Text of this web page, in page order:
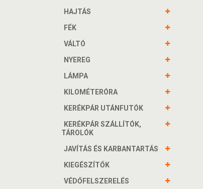
HAJTÁS
FÉK
VÁLTÓ
NYEREG
LÁMPA
KILOMÉTERÓRA
KERÉKPÁR UTÁNFUTÓK
KERÉKPÁR SZÁLLÍTÓK,
TÁROLÓK
JAVÍTÁS ÉS KARBANTARTÁS
KIEGÉSZÍTŐK
VÉDŐFELSZERELÉS